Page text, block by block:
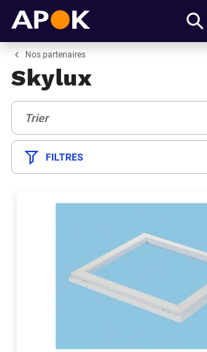
Nos partenaires
Skylux
Trier:
Trier
FILTRES